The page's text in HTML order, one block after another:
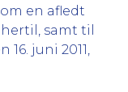
en afledt
samt til
juni 2011,